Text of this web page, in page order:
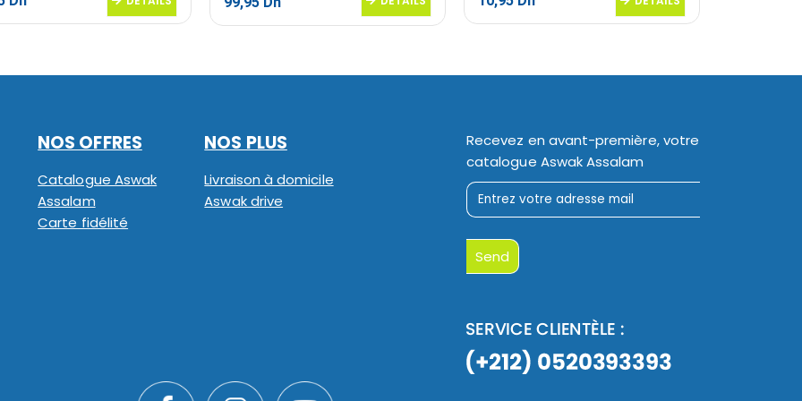
prix
initial
actuel
NOS OFFRES
Catalogue Aswak
Assalam
Carte fidélité
NOS PLUS
Livraison à domicile
Aswak drive
Recevez en avant-première, votre
catalogue Aswak Assalam